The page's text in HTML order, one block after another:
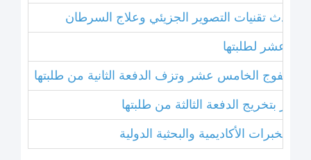
أحدث تقنيات التصوير الجزيئي وعلاج السرطان
عشر لطلبتها
الفوج الخامس عشر وتزف الدفعة الثانية من طلبتها
بتخريج الدفعة الثالثة من طلبتها